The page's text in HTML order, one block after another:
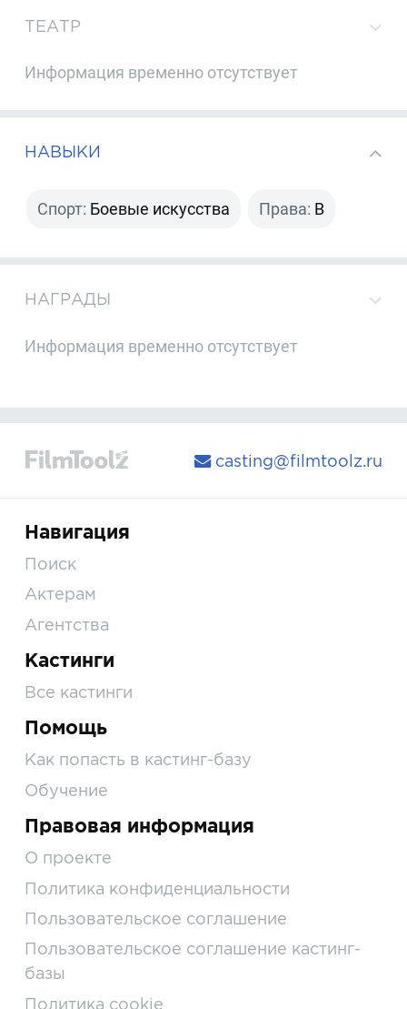
ТЕАТР
Информация временно отсутствует
НАВЫКИ
Спорт: Боевые искусства Права: B
НАГРАДЫ
Информация временно отсутствует
casting@filmtoolz.ru
Навигация
Поиск
Актерам
Агентства
Кастинги
Все кастинги
Помощь
Как попасть в кастинг-базу
Обучение
Правовая информация
О проекте
Политика конфиденциальности
Пользовательское соглашение
Пользовательское соглашение кастинг-
базы
Политика cookie